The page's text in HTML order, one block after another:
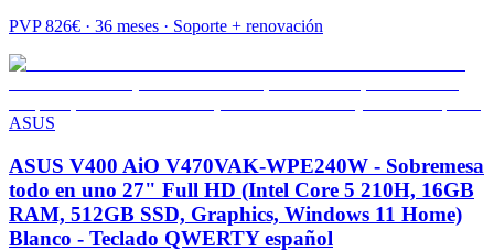
PVP826€ · 36 meses · Soporte + renovación
ASUS
ASUS V400 AiO V470VAK-WPE240W - Sobremesa
todo en uno 27" Full HD (Intel Core 5 210H, 16GB
RAM, 512GB SSD, Graphics, Windows 11 Home)
Blanco - Teclado QWERTY español